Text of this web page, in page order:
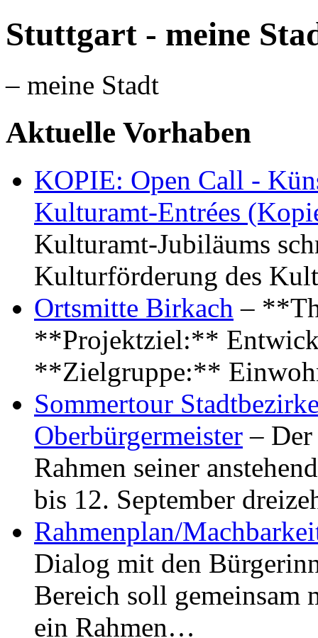
Stuttgart - meine
– meine Stadt
Aktuelle Vorhaben
KOPIE: Open Call -
Kulturamt-Entrées
Kulturamt-Jubiläums
Kulturförderung des
Ortsmitte Birkach –
**Projektziel:**
**Zielgruppe:**
Sommertour
Oberbürgermeister –
Rahmen seiner
bis 12. September
Rahmenplan/
Dialog mit den
Bereich soll gemeinsam
ein Rahmen…